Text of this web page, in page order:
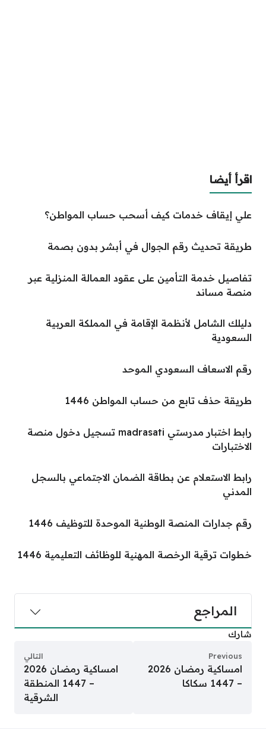
اقرأ أيضا
علي إيقاف خدمات كيف أسحب حساب المواطن؟
طريقة تحديث رقم الجوال في أبشر بدون بصمة
تفاصيل خدمة التأمين على عقود العمالة المنزلية عبر
منصة مساند
دليلك الشامل لأنظمة الإقامة في المملكة العربية
السعودية
رقم الاسعاف السعودي الموحد
طريقة حذف تابع من حساب المواطن 1446
رابط اختبار مدرستي madrasati تسجيل دخول منصة
الاختبارات
رابط الاستعلام عن بطاقة الضمان الاجتماعي بالسجل
المدني
رقم جدارات المنصة الوطنية الموحدة للتوظيف 1446
خطوات ترقية الرخصة المهنية للوظائف التعليمية 1446
المراجع
شارك
Previous
امساكية رمضان 2026
– 1447 سكاكا
التالي
امساكية رمضان 2026
– 1447 المنطقة
الشرقية